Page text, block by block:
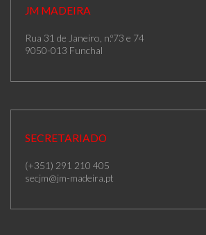
JM MADEIRA
Rua 31 de Janeiro, n.º73 e 74
9050-013 Funchal
SECRETARIADO
(+351) 291 210 405
secjm@jm-madeira.pt